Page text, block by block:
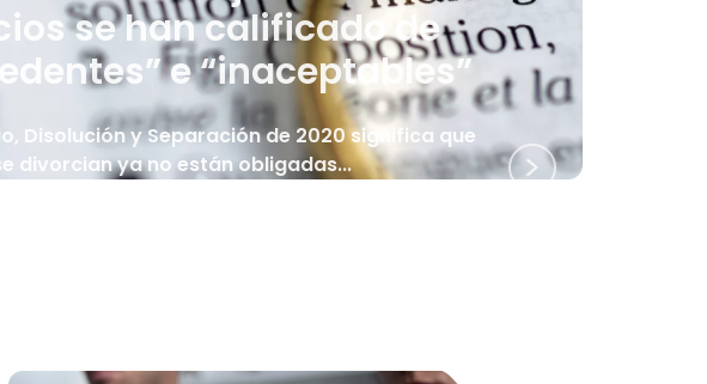
se han calificado de
e “inaceptables”
Disolución y Separación de 2020 significa que
divorcian ya no están obligadas...